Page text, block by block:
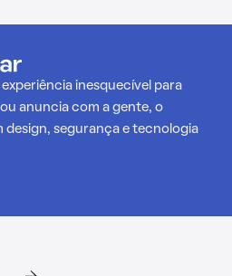
inesquecível para
anuncia com a gente, o
design, segurança e tecnologia